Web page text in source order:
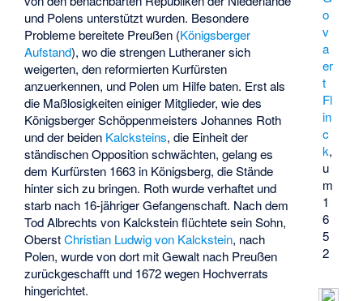
o
v
a
er
t
Fl
in
c
k,
u
m
1
6
5
2
und Polens unterstützt wurden. Besondere
Probleme bereitete Preußen (Königsberger
Aufstand), wo die strengen Lutheraner sich
weigerten, den reformierten Kurfürsten
anzuerkennen, und Polen um Hilfe baten. Erst als
die Maßlosigkeiten einiger Mitglieder, wie des
Königsberger Schöppenmeisters Johannes Roth
und der beiden Kalcksteins, die Einheit der
ständischen Opposition schwächten, gelang es
dem Kurfürsten 1663 in Königsberg, die Stände
hinter sich zu bringen. Roth wurde verhaftet und
starb nach 16-jähriger Gefangenschaft. Nach dem
Tod Albrechts von Kalckstein flüchtete sein Sohn,
OberstChristian Ludwig von Kalckstein, nach
Polen, wurde von dort mit Gewalt nach Preußen
zurückgeschafft und 1672 wegen Hochverrats
hingerichtet.